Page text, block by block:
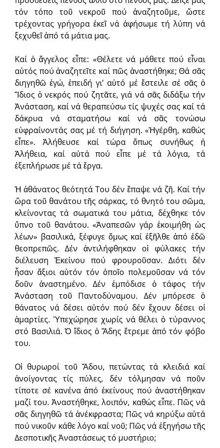
τόν τόπο τοῦ νεκροῦ πού ἀναζητοῦμε, ὥστε
τρέχοντας γρήγορα ἐκεῖ νά ἀφήσωμε τή λύπη νά
ξεχυθεῖ ἀπό τά μάτια μας.
Καί ὁ ἄγγελος εἶπε: «Θέλετε νά μάθετε πού εἶναι
αὐτός πού ἀναζητεῖτε καί πῶς ἀναστήθηκε; Θά σᾶς
διηγηθῶ ἐγώ, ἐπειδή γι’ αὐτό μέ ἔστειλε σέ σᾶς ὁ
Ἴδιος ὁ νεκρός πού ζητᾶτε, γιά νά σᾶς διδάξω τήν
Ἀνάσταση, καί νά θεραπεύσω τίς ψυχές σας καί τά
δάκρυα νά σταματήσω καί νά σᾶς τονώσω
εὐφραίνοντάς σας μέ τή διήγηση. «Ἠγέρθη, καθώς
εἶπε». Ἀλήθευσε καί τώρα ὅπως συνήθως ἡ
Ἀλήθεια, καί αὐτά πού εἶπε μέ τά λόγια, τά
ἐξεπλήρωσε μέ τά ἔργα.
Ἡ ἀθάνατος θεότητά Του δέν ἔπαψε νά ζῆ. Καί τήν
ὥρα τοῦ θανάτου τῆς σάρκας, τό θνητό του σῶμα,
κλείνοντας τά σωματικά του μάτια, δέχθηκε τόν
ὕπνο τοῦ θανάτου. «Ἀναπεσῶν γάρ ἐκοιμήθη ὡς
λέων» βασιλικά, ξέφυγε ὅμως καί ἐξῆλθε ἀπό ἐδῶ
θεοπρεπῶς. Δέν ἀντιλήφθηκαν οἱ φύλακες τήν
διέλευση Ἐκείνου πού φρουροῦσαν. Διότι δέν
ἦσαν ἄξιοι αὐτόν τόν ὁποῖο πολεμοῦσαν νά τόν
δοῦν ἀναστημένο. Δέν ἐμπόδισε ὁ τάφος τήν
Ἀνάσταση τοῦ Παντοδύναμου. Δέν μπόρεσε ὁ
θάνατος νά δέσει αὐτόν πού δέν ἔχουν δέσει οἱ
ἁμαρτίες. Ὑπεχώρησε χωρίς νά θέλει ὁ τύραννος
στό Βασιλιά. Ὁ ἴδιος ὁ Ἅδης ἔτρεμε ἀπό τόν φόβο
του.
Οἱ θυρωροί τοῦ Ἅδου, πετώντας τά κλειδιά καί
ἀνοίγοντας τίς πύλες, δέν τόλμησαν νά ποῦν
τίποτε σέ κανένα ἀπό ἐκείνους πού ἀναστήθηκαν
μαζί του. Ἀναστήθηκε, λοιπόν, καθώς εἶπε. Πῶς νά
σᾶς διηγηθῶ τά ἀνέκφραστα; Πῶς νά κηρύξω αὐτά
πού νικοῦν κάθε λόγο καί νοῦ; Πῶς νά ἐξηγήσω τῆς
Δεσποτικῆς Ἀναστάσεως τό μυστήριο;